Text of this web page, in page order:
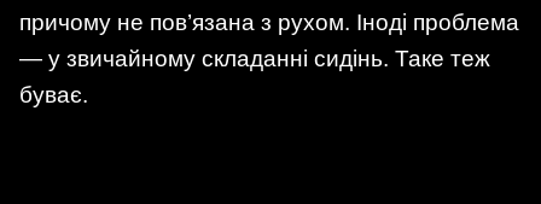
причому не пов’язана з рухом. Іноді проблема
— у звичайному складанні сидінь. Таке теж
буває.